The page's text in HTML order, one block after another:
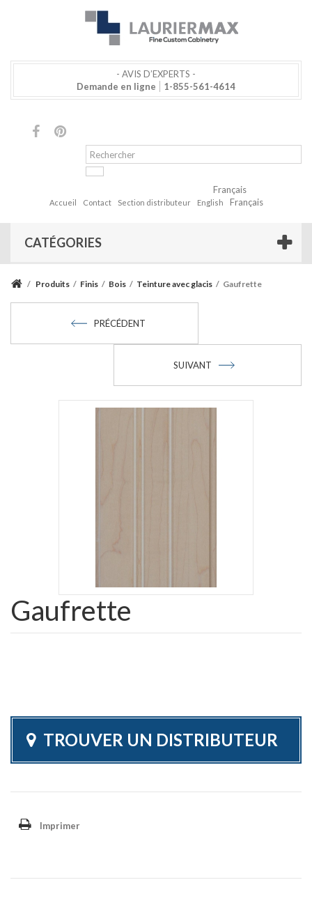
- AVIS D’EXPERTS -
Demande en ligne
1-855-561-4614
Accueil Contact Section distributeur
Français
English Français
CATÉGORIES
/ Produits / Finis / Bois / Teinture avec glacis / Gaufrette
PRÉCÉDENT
SUIVANT
Gaufrette
TROUVER UN DISTRIBUTEUR
Imprimer